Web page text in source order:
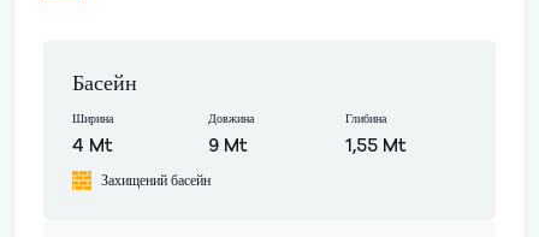
Басейн
Ширина
4 Mt
Довжина
9 Mt
Глибина
1,55 Mt
Захищений басейн